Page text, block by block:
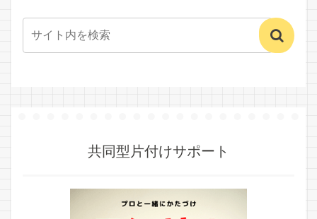
共同型片付けサポート